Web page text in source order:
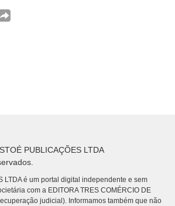
PUBLICAÇÕES LTDA
LTDA é um portal digital independente e sem
com a EDITORA TRES COMÉRCIO DE
judicial). Informamos também que não